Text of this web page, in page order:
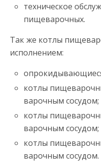
техническое
пищеварочных.
Так же котлы
исполнением:
котлы
варочным сосудом;
котлы
варочным сосудом;
котлы
варочным сосудом.